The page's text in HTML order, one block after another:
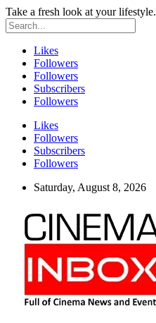
Take a fresh look at your lifestyle.
Likes
Followers
Followers
Subscribers
Followers
Likes
Followers
Subscribers
Followers
Saturday, August 8, 2026